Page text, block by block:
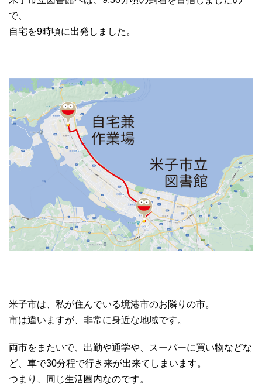
で、
自宅を9時頃に出発しました。
米子市は、私が住んでいる境港市のお隣りの市。
市は違いますが、非常に身近な地域です。
両市をまたいで、出勤や通学や、スーパーに買い物などな
ど、車で30分程で行き来が出来てしまいます。
つまり、同じ生活圏内なのです。